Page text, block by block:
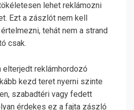
lehet reklámozni
Ezt a zászlót nem kell
tehát nem a strand
csak.
elterjedt reklámhordozó
kezd teret nyerni szinte
szabadtéri vagy fedett
érdekes ez a fajta zászló